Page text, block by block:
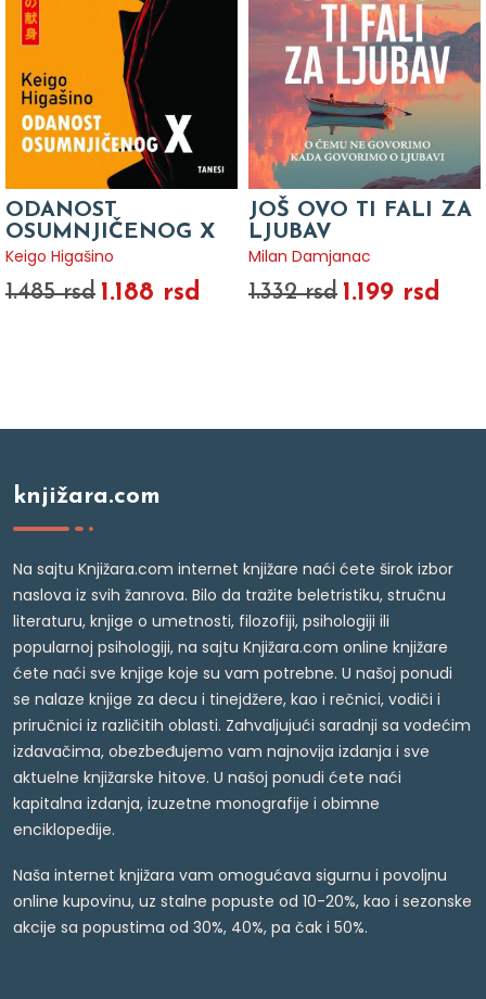
ODANOST
OSUMNJIČENOG X
Keigo Higašino
1.485 rsd 1.188 rsd
JOŠ OVO TI FALI ZA
LJUBAV
Milan Damjanac
1.332 rsd 1.199 rsd
knjižara.com
Na sajtu Knjižara.com internet knjižare naći ćete širok izbor
naslova iz svih žanrova. Bilo da tražite beletristiku, stručnu
literaturu, knjige o umetnosti, filozofiji, psihologiji ili
popularnoj psihologiji, na sajtu Knjižara.com online knjižare
ćete naći sve knjige koje su vam potrebne. U našoj ponudi
se nalaze knjige za decu i tinejdžere, kao i rečnici, vodiči i
priručnici iz različitih oblasti. Zahvaljujući saradnji sa vodećim
izdavačima, obezbeđujemo vam najnovija izdanja i sve
aktuelne knjižarske hitove. U našoj ponudi ćete naći
kapitalna izdanja, izuzetne monografije i obimne
enciklopedije.
Naša internet knjižara vam omogućava sigurnu i povoljnu
online kupovinu, uz stalne popuste od 10-20%, kao i sezonske
akcije sa popustima od 30%, 40%, pa čak i 50%.